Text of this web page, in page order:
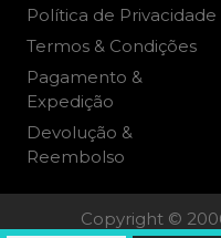
Política de Privacidade
Termos & Condições
Pagamento &
Expedição
Devolução &
Reembolso
Copyright ©